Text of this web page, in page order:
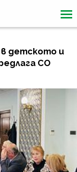
в детското и
СО